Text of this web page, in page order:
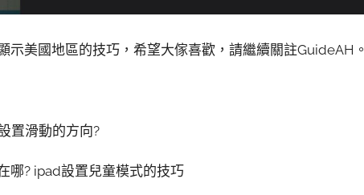
示美國地區的技巧，希望大傢喜歡，請繼續關註GuideAH。
置滑動的方向?
哪? ipad設置兒童模式的技巧